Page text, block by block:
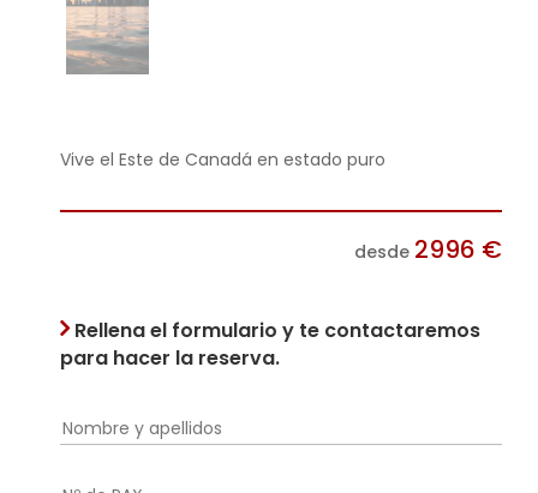
Vive el Este de Canadá en estado puro
desde 2996 €
Rellena el formulario y te contactaremos
para hacer la reserva.